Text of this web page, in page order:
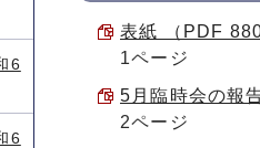
表紙 （PDF
1ページ
5月臨時会の報
2ページ
6
6